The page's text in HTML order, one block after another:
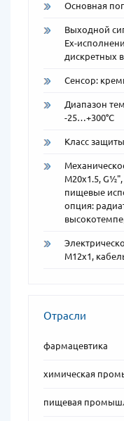
Основная
Выходной
Ex-
дискретных
Сенсор:
Диапазон
-25…+300°C
Класс
M20x1.5,
пищевые
опция:
M12x1,
Отрасли
фармацевтика
химическая
пищевая